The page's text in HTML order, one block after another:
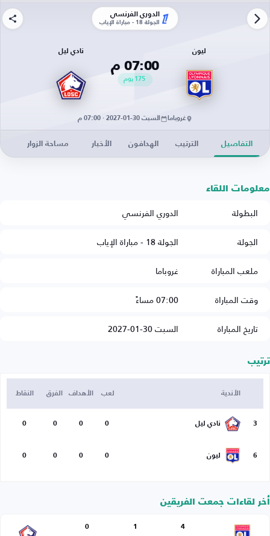
الدوري الفرنسي
الجولة 18 - مباراة الإياب
ليون
07:00 م
175 يوم
نادي ليل
غروباما السبت 30-01-2027 · 07:00 م
التفاصيل الترتيب الهدافون الأخبار مساحة الزوار
معلومات اللقاء
البطولة
الدوري الفرنسي
الجولة
الجولة 18 - مباراة الإياب
ملعب المباراة
غروباما
وقت المباراة
07:00 مساءً
تاريخ المباراة
السبت 30-01-2027
ترتيب
الأندية لعب الأهداف الفرق النقاط
3 نادي ليل 0
0
0
0
6 ليون 0
0
0
0
أخر لقاءات جمعت الفريقين
4
1
0